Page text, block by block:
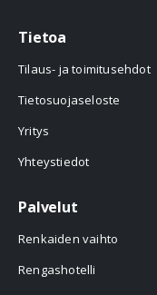
Tietoa
Tilaus- ja toimitusehdot
Tietosuojaseloste
Yritys
Yhteystiedot
Palvelut
Renkaiden vaihto
Rengashotelli